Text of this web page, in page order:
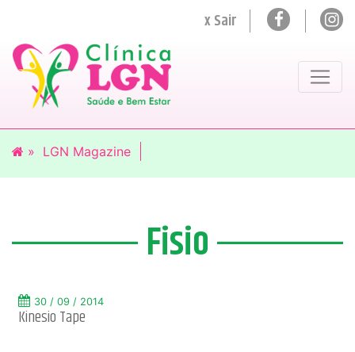
x Sair
» LGN Magazine
Fisio
30 / 09 / 2014
Kinesio Tape